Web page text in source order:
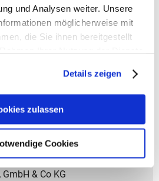
und Analysen weiter. Unsere
möglicherweise mit
die Sie ihnen bereitgestellt
Details zeigen
zulassen
Cookies
(HxBxT)
PET-Flaschen
für mehr Stabilität
GmbH & Co KG